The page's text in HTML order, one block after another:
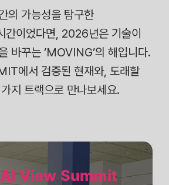
의 가능성을 탐구한
간이었다면, 2026년은 기술이
바꾸는 ’MOVING’의 해입니다.
에서 검증된 현재와, 도래할
지 트랙으로 만나보세요.
View Summit